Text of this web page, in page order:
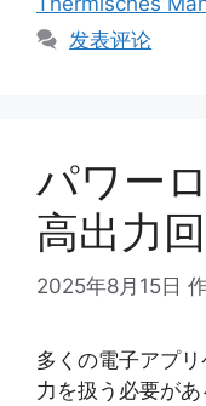
发表评论
パワー
高出力
2025年8月15日
多くの電子アプ
力を扱う必要が